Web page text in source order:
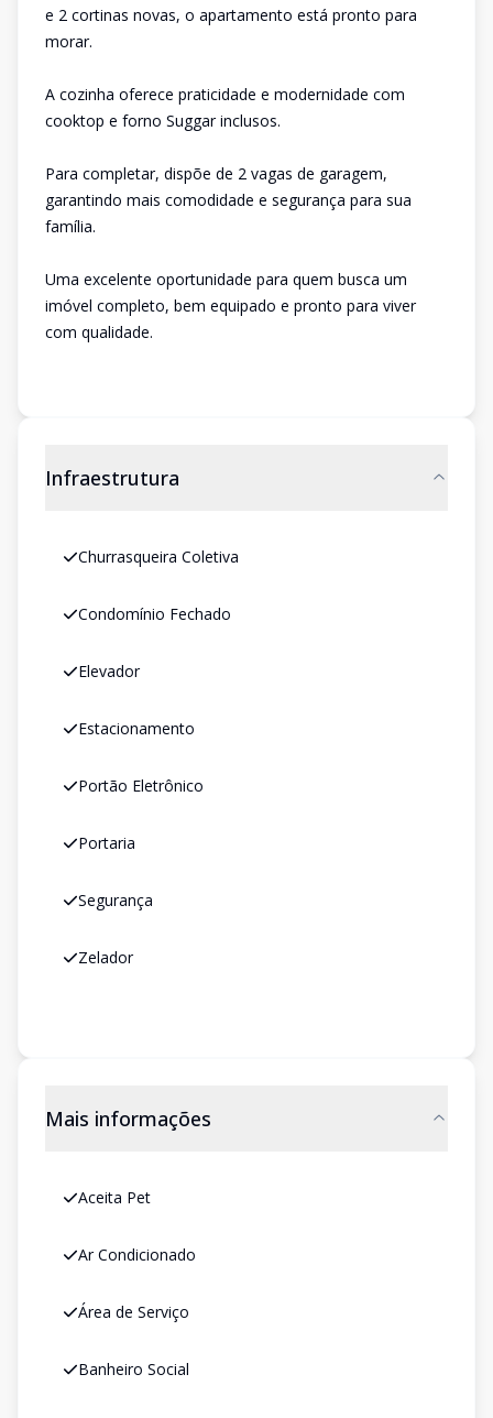
e 2 cortinas novas, o apartamento está pronto para
morar.
A cozinha oferece praticidade e modernidade com
cooktop e forno Suggar inclusos.
Para completar, dispõe de 2 vagas de garagem,
garantindo mais comodidade e segurança para sua
família.
Uma excelente oportunidade para quem busca um
imóvel completo, bem equipado e pronto para viver
com qualidade.
Infraestrutura
Churrasqueira Coletiva
Condomínio Fechado
Elevador
Estacionamento
Portão Eletrônico
Portaria
Segurança
Zelador
Mais informações
Aceita Pet
Ar Condicionado
Área de Serviço
Banheiro Social